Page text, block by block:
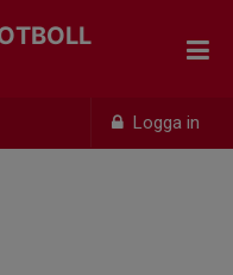
Logga in